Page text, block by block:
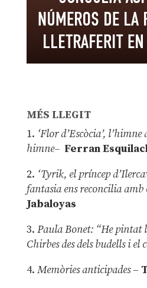
MÉS LLEGIT
1. ‘Flor d’Escòcia’, l’himne
himne– Ferran
2. ‘Tyrik, el príncep
fantasia ens reconcilia amb
Jabaloyas
3. Paula Bonet: “He pintat
Chirbes des dels budells i el
4. Memòries anticipades–